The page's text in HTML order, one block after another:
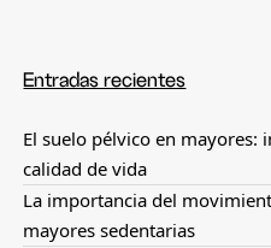
Entradas recientes
El suelo pélvico en mayores:
calidad de vida
La importancia del
mayores sedentarias